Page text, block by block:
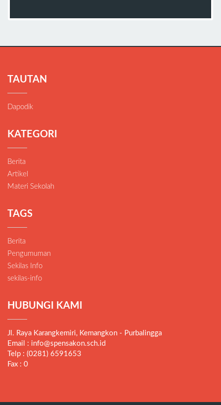
TAUTAN
Dapodik
KATEGORI
Berita
Artikel
Materi Sekolah
TAGS
Berita
Pengumuman
Sekilas Info
sekilas-info
HUBUNGI KAMI
Jl. Raya Karangkemiri, Kemangkon - Purbalingga
Email : info@spensakon.sch.id
Telp : (0281) 6591653
Fax : 0